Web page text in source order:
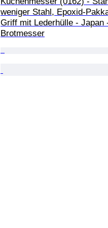
weniger Stahl, Epoxid-
Griff mit Lederhülle - Japan
Brotmesser